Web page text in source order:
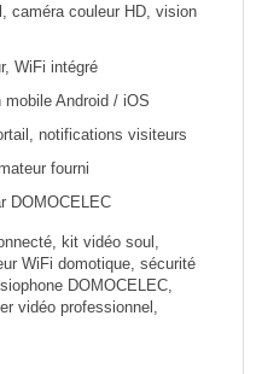
caméra couleur HD, vision
WiFi intégré
Android / iOS
notifications visiteurs
fourni
DOMOCELEC
kit vidéo soul,
WiFi domotique, sécurité
DOMOCELEC,
vidéo professionnel,